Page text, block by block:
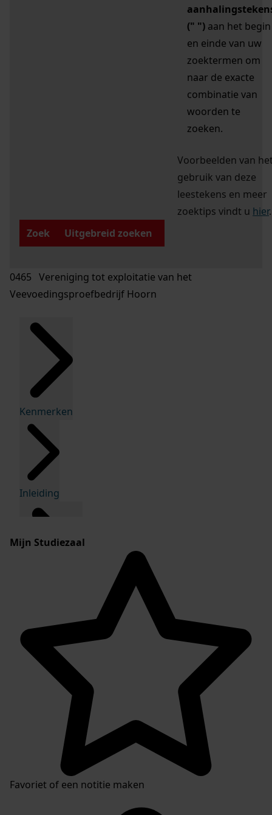
(" ") aan het begin
en einde van uw
zoektermen om
naar de exacte
combinatie van
woorden te
zoeken.
Voorbeelden van
gebruik van deze
leestekens en meer
zoektips vindt u hier.
Zoek
Uitgebreid zoeken
0465 Vereniging tot exploitatie van het
Veevoedingsproefbedrijf Hoorn
Kenmerken
Inleiding
Mijn Studiezaal
Favoriet of een notitie maken